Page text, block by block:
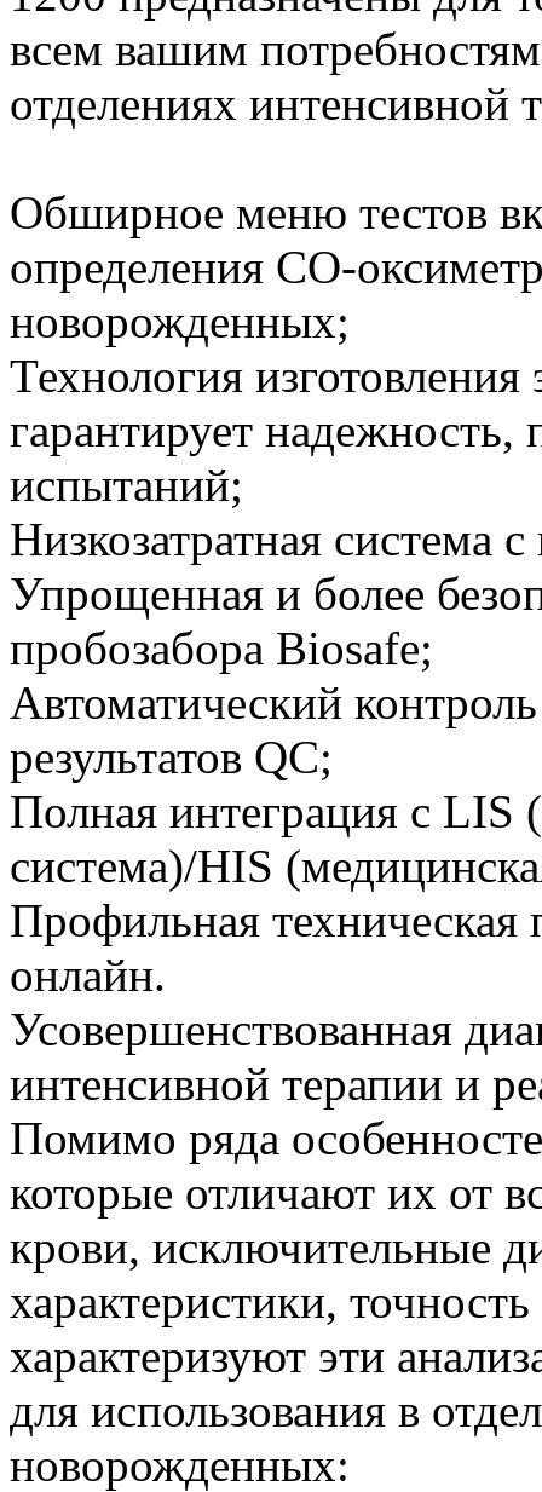
всем вашим
отделениях интенсивной
Обширное меню тестов
определения CO-
новорожденных;
Технология
гарантирует
испытаний;
Низкозатратная система
Упрощенная и более
пробозабора Biosafe;
Автоматический
результатов QC;
Полная интеграция с LIS
система)/HIS
Профильная
онлайн.
Усовершенствованная
интенсивной терапии и
Помимо ряда
которые отличают их от
крови, исключительные
характеристики,
характеризуют эти
для использования в
новорожденных: